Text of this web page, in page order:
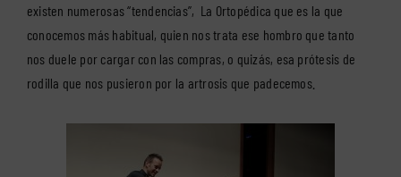
existen numerosas “tendencias”, La Ortopédica que es la que
conocemos más habitual, quien nos trata ese hombro que tanto
nos duele por cargar con las compras, o quizás, esa prótesis de
rodilla que nos pusieron por la artrosis que padecemos.